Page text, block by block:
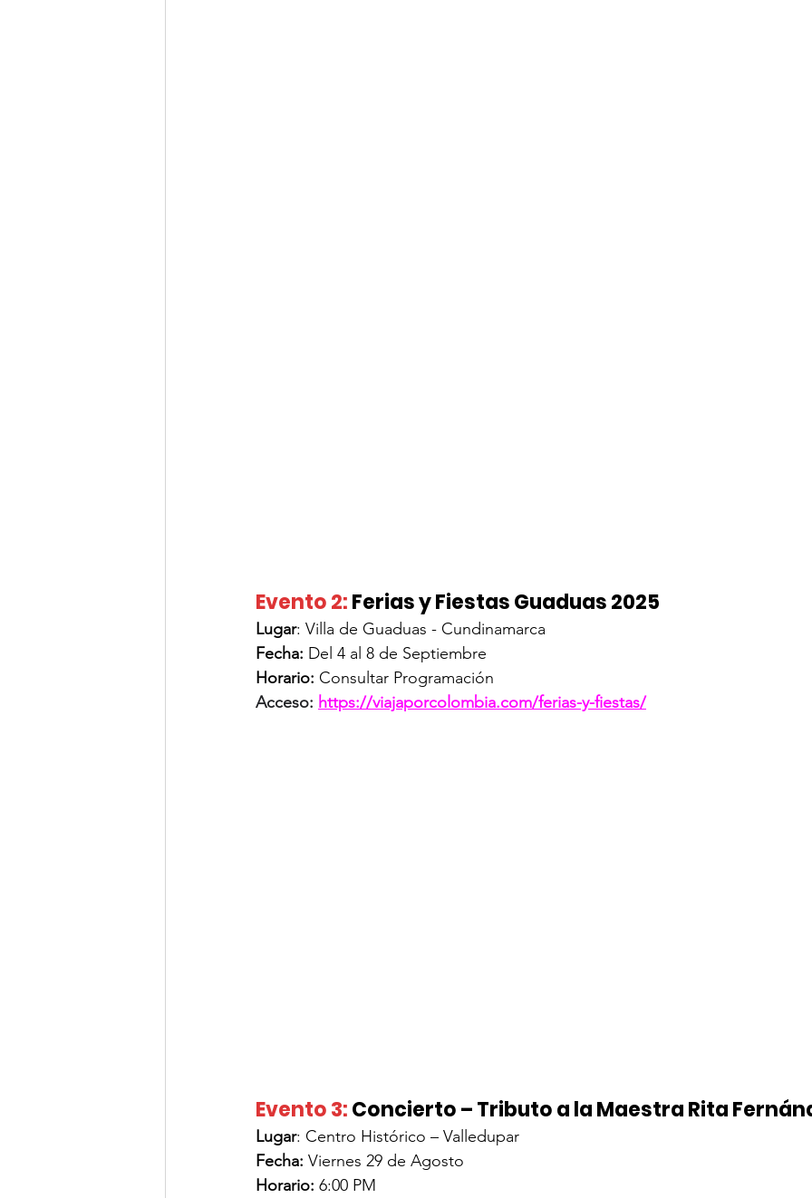
Evento 2:Ferias y Fiestas Guaduas 2025
Lugar: Villa de Guaduas - Cundinamarca
Fecha: Del 4 al 8 de Septiembre
Horario: Consultar Programación
Acceso: https://viajaporcolombia.com/ferias-y-fiestas/
Evento 3:Concierto – Tributo a la Maestra Rita
Lugar: Centro Histórico – Valledupar
Fecha: Viernes 29 de Agosto
Horario: 6:00 PM